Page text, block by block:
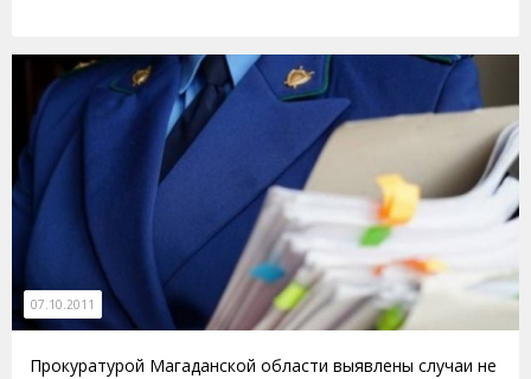
07.10.2011
Прокуратурой Магаданской области выявлены случаи не